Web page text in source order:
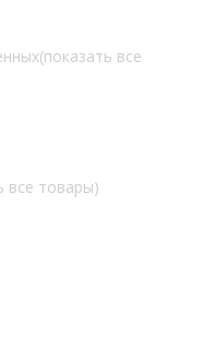
(показать все
все товары)